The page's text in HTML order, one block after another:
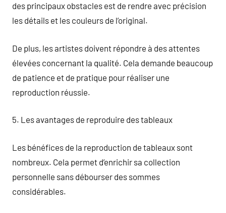
des principaux obstacles est de rendre avec précision
les détails et les couleurs de l’original.
De plus, les artistes doivent répondre à des attentes
élevées concernant la qualité. Cela demande beaucoup
de patience et de pratique pour réaliser une
reproduction réussie.
5. Les avantages de reproduire des tableaux
Les bénéfices de la reproduction de tableaux sont
nombreux. Cela permet d’enrichir sa collection
personnelle sans débourser des sommes
considérables.